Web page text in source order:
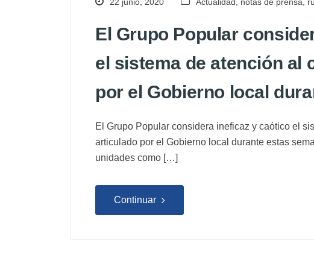
El Grupo Popular
el sistema de atención al
por el Gobierno local
El Grupo Popular considera ineficaz y caótico el
articulado por el Gobierno local durante estas
unidades como […]
Continuar